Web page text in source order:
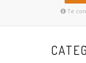
Te